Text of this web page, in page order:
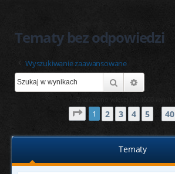
Tematy bez odpowiedzi
Wyszukiwanie zaawansowane
Szukaj
Strona z 40
1 2 3 4 5 40
Tematy